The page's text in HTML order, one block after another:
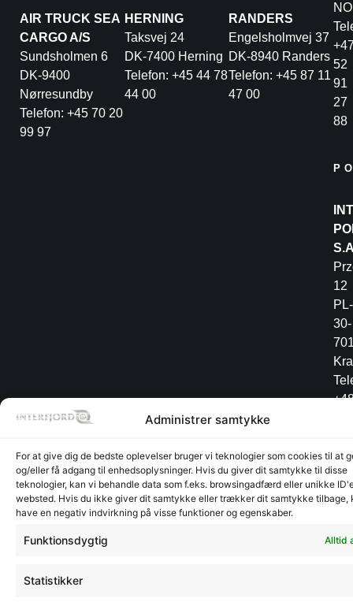
Administrer samtykke
For at give dig de bedste oplevelser bruger vi teknologier som cookies til at
og/eller få adgang til enhedsoplysninger. Hvis du giver dit samtykke til disse
teknologier, kan vi behandle data som f.eks. browsingadfærd eller unikke
websted. Hvis du ikke giver dit samtykke eller trækker dit samtykke tilbage,
have en negativ indvirkning på visse funktioner og egenskaber.
Funktionsdygtig Alltid
Statistikker
AIR TRUCK SEA
CARGO A/S
Sundsholmen 6
DK-9400
Nørresundby
Telefon: +45 70 20
99 97
HERNING
Taksvej 24
DK-7400 Herning
Telefon: +45 44 78
44 00
RANDERS
Engelsholmvej 37
DK-8940 Randers
Telefon: +45 87 11
47 00
52
91
27
88
12
PL-
30-
©
CVR:
Lager
Glyngøre
Lager
GlyngøreRadesign.dk - Design på